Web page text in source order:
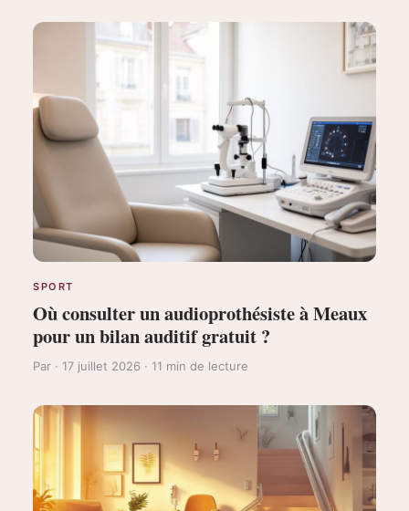
SPORT
Où consulter un audioprothésiste à Meaux
pour un bilan auditif gratuit ?
Par · 17 juillet 2026 · 11 min de lecture